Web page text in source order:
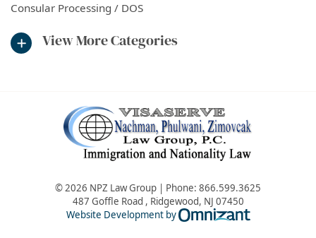
Consular Processing / DOS
View More Categories
© 2026 NPZ Law Group | Phone: 866.599.3625
487 Goffle Road , Ridgewood, NJ 07450
Website Development by
Omnizant -